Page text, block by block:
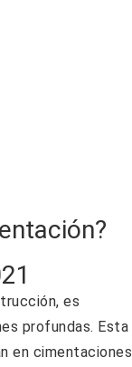
es
profundas. Esta
en cimentaciones